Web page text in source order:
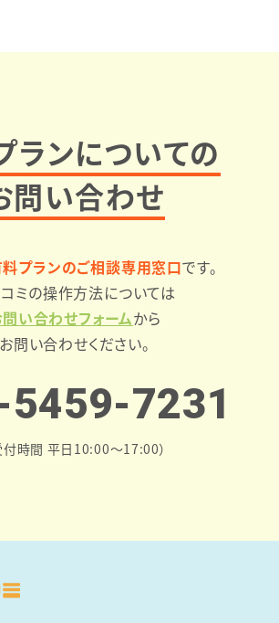
ランについての
問い合わせ
プランのご相談専用窓口です。
ミの操作方法については
い合わせフォームから
お問い合わせください。
5459-7231
付時間 平日10:00～17:00）